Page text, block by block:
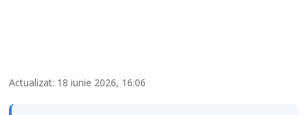
Actualizat: 18 iunie 2026, 16:06